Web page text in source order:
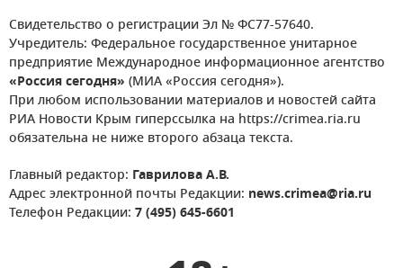
Свидетельство о регистрации Эл № ФС77-57640.
Учредитель: Федеральное государственное унитарное
предприятие Международное информационное агентство
«Россия сегодня» (МИА «Россия сегодня»).
При любом использовании материалов и новостей сайта
РИА Новости Крым гиперссылка на https://crimea.ria.ru
обязательна не ниже второго абзаца текста.
Главный редактор: Гаврилова А.В.
Адрес электронной почты Редакции: news.crimea@ria.ru
Телефон Редакции: 7 (495) 645-6601